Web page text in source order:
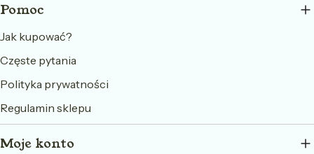
Pomoc
Jak kupować?
Częste pytania
Polityka prywatności
Regulamin sklepu
Moje konto